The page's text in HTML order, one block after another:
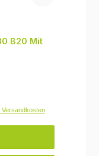
B20 Mit
Versandkosten